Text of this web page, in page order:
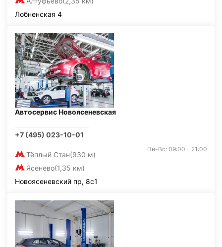
Лобненская 4
Автосервис Новоясеневская
+7 (495) 023-10-01
Тёплый Стан(930 м)
Ясенево(1,35 км)
Пн-Вс: 09:00 - 21:00
Новоясеневский пр, 8с1